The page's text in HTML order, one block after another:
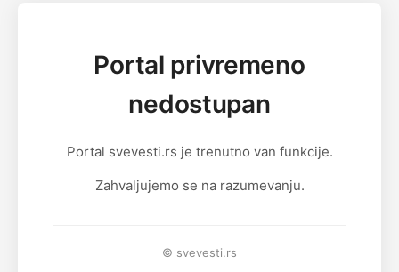
Portal privremeno
nedostupan
Portal svevesti.rs je trenutno van funkcije.
Zahvaljujemo se na razumevanju.
© svevesti.rs